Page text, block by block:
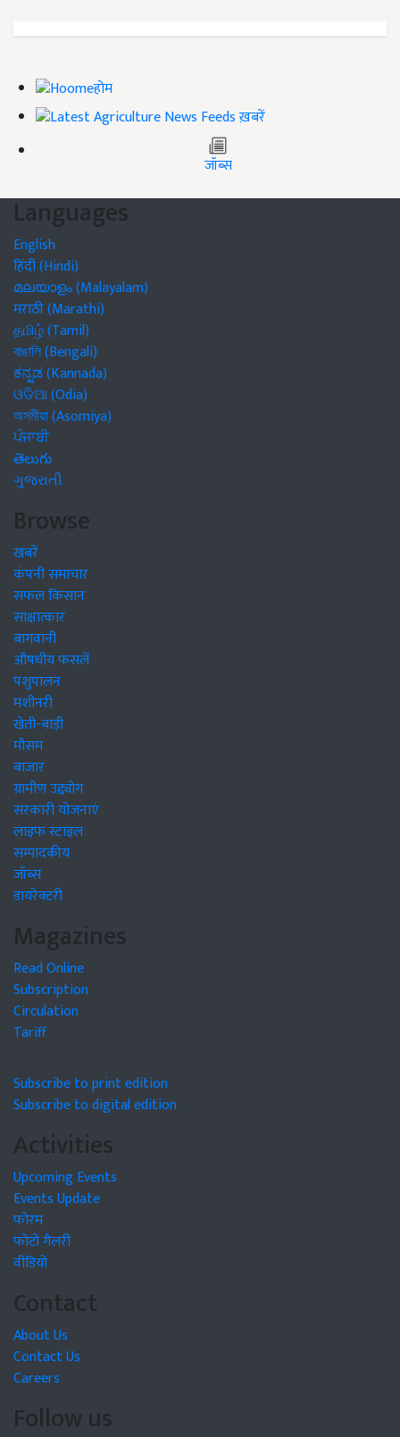
होम
ख़बरें
जॉब्स
Languages
English
हिंदी (Hindi)
മലയാളം (Malayalam)
मराठी (Marathi)
தமிழ் (Tamil)
বাঙালি (Bengali)
ಕನ್ನಡ (Kannada)
ଓଡିଆ (Odia)
অসমীয়া (Asomiya)
ਪੰਜਾਬੀ
తెలుగు
ગુજરાતી
Browse
खबरें
कंपनी समाचार
सफल किसान
साक्षात्कार
बागवानी
औषधीय फसलें
पशुपालन
मशीनरी
खेती-बाड़ी
मौसम
बाजार
ग्रामीण उद्द्योग
सरकारी योजनाएं
लाइफ स्टाइल
सम्पादकीय
जॉब्स
डायरेक्टरी
Magazines
Read Online
Subscription
Circulation
Tariff
Subscribe to print edition
Subscribe to digital edition
Activities
Upcoming Events
Events Update
फोरम
फोटो गैलरी
वीडियो
Contact
About Us
Contact Us
Careers
Follow us